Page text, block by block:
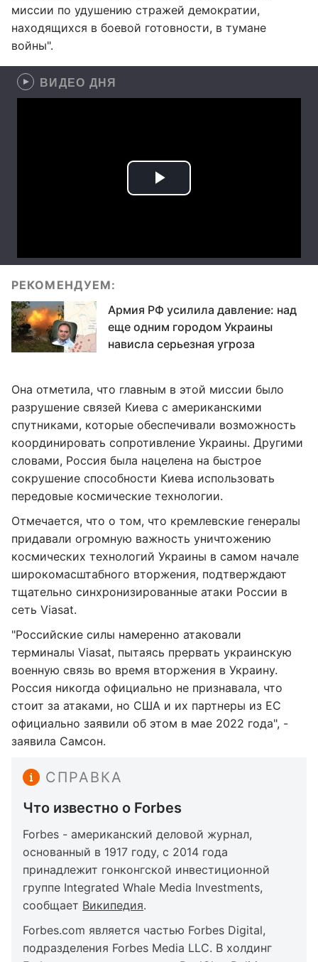
миссии по удушению стражей демократии,
находящихся в боевой готовности, в тумане
войны".
ВИДЕО ДНЯ
РЕКОМЕНДУЕМ:
Армия РФ усилила давление: над
еще одним городом Украины
нависла серьезная угроза
Она отметила, что главным в этой миссии было
разрушение связей Киева с американскими
спутниками, которые обеспечивали возможность
координировать сопротивление Украины. Другими
словами, Россия была нацелена на быстрое
сокрушение способности Киева использовать
передовые космические технологии.
Отмечается, что о том, что кремлевские генералы
придавали огромную важность уничтожению
космических технологий Украины в самом начале
широкомасштабного вторжения, подтверждают
тщательно синхронизированные атаки России в
сеть Viasat.
"Российские силы намеренно атаковали
терминалы Viasat, пытаясь прервать украинскую
военную связь во время вторжения в Украину.
Россия никогда официально не признавала, что
стоит за атаками, но США и их партнеры из ЕС
официально заявили об этом в мае 2022 года", -
заявила Самсон.
СПРАВКА
Что известно о Forbes
Forbes - американский деловой журнал,
основанный в 1917 году, с 2014 года
принадлежит гонконгской инвестиционной
группе Integrated Whale Media Investments,
сообщает Википедия.
Forbes.com является частью Forbes Digital,
подразделения Forbes Media LLC. В холдинг